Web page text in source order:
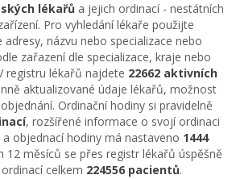
lékařů a jejich ordinací - nestátních
Pro vyhledání lékaře použijte
adresy, názvu nebo specializace nebo
zařazení dle specializace, kraje nebo
registru lékařů najdete 22662 aktivních
aktualizované údaje lékařů, možnost
Ordinační hodiny si pravidelně
, rozšířené informace o svojí ordinaci
a objednací hodiny má nastaveno 1444
12 měsíců se přes registr lékařů úspěšně
celkem 224556 pacientů.